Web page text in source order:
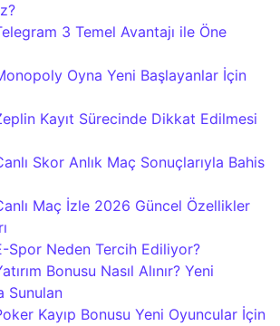
3 Temel Avantajı ile Öne
Oyna Yeni Başlayanlar İçin
Kayıt Sürecinde Dikkat Edilmesi
Skor Anlık Maç Sonuçlarıyla Bahis
Maç İzle 2026 Güncel Özellikler
Spor Neden Tercih Ediliyor?
Bonusu Nasıl Alınır? Yeni
Sunulan
Kayıp Bonusu Yeni Oyuncular İçin